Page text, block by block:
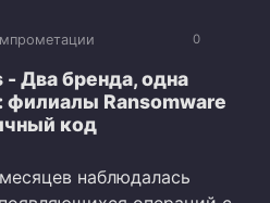
0
Два бренда, одна
филиалы Ransomware
код
наблюдалась